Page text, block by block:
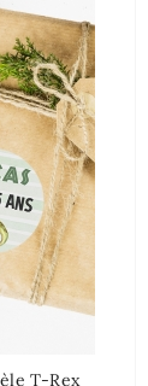
T-Rex